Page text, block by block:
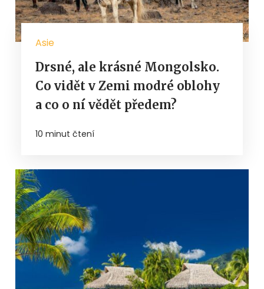
Asie
Drsné, ale krásné Mongolsko.
Co vidět v Zemi modré oblohy
a co o ní vědět předem?
10 minut čtení